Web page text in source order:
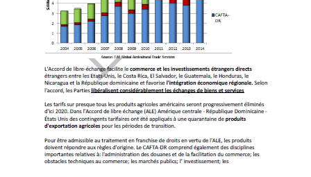
Master en affaires internationales,commerce
international.